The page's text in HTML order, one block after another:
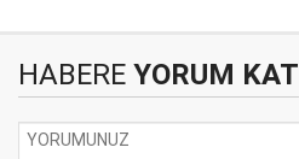
HABERE YORUM KAT